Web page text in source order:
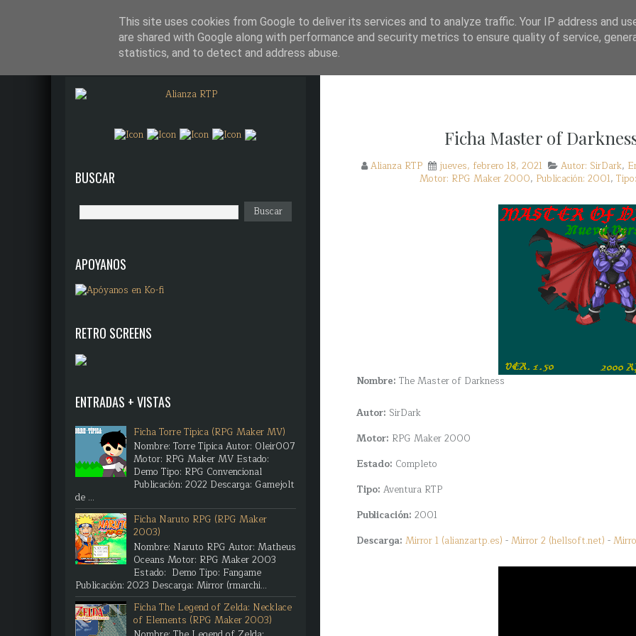
Ficha Master of
Alianza RTP jueves, febrero 18, 2021 Autor: SirDark,
Motor: RPG Maker 2000, Publicación: 2001,
Nombre: The Master of Darkness
Autor: SirDark
Motor: RPG Maker 2000
Estado: Completo
Tipo: Aventura RTP
Publicación: 2001
Descarga: Mirror 1 (alianzartp.es) -Mirror 2 (hellsoft.net) -
BUSCAR
APOYANOS
RETRO SCREENS
ENTRADAS + VISTAS
Ficha Torre Típica (RPG Maker MV)
Nombre: Torre Típica Autor: Oleir007
Motor: RPG Maker MV Estado:
Demo Tipo: RPG Convencional
Publicación: 2022 Descarga: Gamejolt
de ...
Ficha Naruto RPG (RPG Maker
2003)
Nombre: Naruto RPG Autor: Matheus
Oceans Motor: RPG Maker 2003
Estado: Demo Tipo: Fangame
Publicación: 2023 Descarga: Mirror (rmarchi...
Ficha The Legend of Zelda: Necklace
of Elements (RPG Maker 2003)
This site uses cookies from Google to deliver its services and to analyze traffic. Your IP address and
are shared with Google along with performance and security metrics to ensure quality of service,
statistics, and to detect and address abuse.